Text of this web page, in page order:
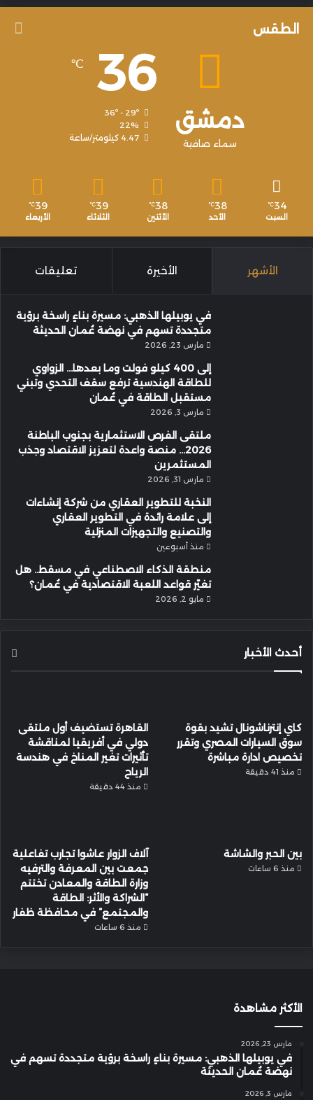
الطقس
دمشق
سماء صافية
36
℃
36º - 29º
22%
4.47 كيلومتر/ساعة
34
℃
السبت
38
℃
الأحد
38
℃
الأثنين
39
℃
الثلاثاء
39
℃
الأربعاء
الأشهر الأخيرة تعليقات
في يوبيلها الذهبي: مسيرة بناءٍ راسخة برؤية
متجددة تسهم في نهضة عُمان الحديثة
مارس 23, 2026
إلى 400 كيلو فولت وما بعدها… الزواوي
للطاقة الهندسية ترفع سقف التحدي وتبني
مستقبل الطاقة في عُمان
مارس 3, 2026
ملتقى الفرص الاستثمارية بجنوب الباطنة
2026… منصة واعدة لتعزيز الاقتصاد وجذب
المستثمرين
مارس 31, 2026
النخبة للتطوير العقاري من شركة إنشاءات
إلى علامة رائدة في التطوير العقاري
والتصنيع والتجهيزات المنزلية
منذ أسبوعين
منطقة الذكاء الاصطناعي في مسقط.. هل
تغيّر قواعد اللعبة الاقتصادية في عُمان؟
مايو 2, 2026
أحدث الأخبار
كاي إنترناشونال تشيد بقوة
سوق السيارات المصري وتقرر
تخصيص ادارة مباشرة
منذ 41 دقيقة
القاهرة تستضيف أول ملتقى
دولي في أفريقيا لمناقشة
تأثيرات تغير المناخ في هندسة
الرياح
منذ 44 دقيقة
بين الحبر والشاشة
منذ 6 ساعات
آلاف الزوار عاشوا تجارب تفاعلية
جمعت بين المعرفة والترفيه
وزارة الطاقة والمعادن تختتم
“الشراكة والأثر: الطاقة
والمجتمع” في محافظة ظفار
منذ 6 ساعات
الأكثر مشاهدة
مارس 23, 2026
في يوبيلها الذهبي: مسيرة بناءٍ راسخة برؤية متجددة تسهم في
نهضة عُمان الحديثة
مارس 3, 2026